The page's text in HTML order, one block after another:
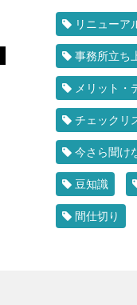
リニューア
事務所立ち
メリット・
チェックリ
今さら聞け
豆知識
間仕切り